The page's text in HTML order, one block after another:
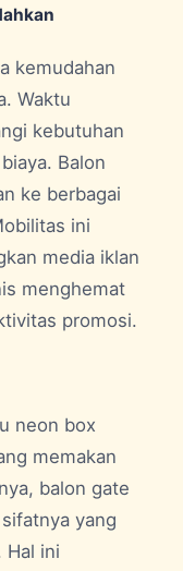
kemudahan
Waktu
kebutuhan
Balon
ke berbagai
ini
media iklan
menghemat
promosi.
neon box
memakan
balon gate
yang
Hal ini